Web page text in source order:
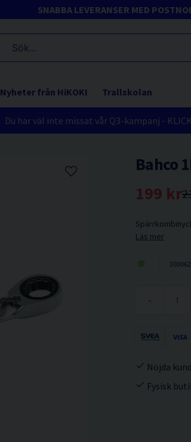
SNABBA LEVERANSER MED
Nyheter från HiKOKI Trallskolan
Du har väl inte missat vår Q3-kampanj -
Bahco
199 kr
Läs mer
-
Nöjda
Fysisk